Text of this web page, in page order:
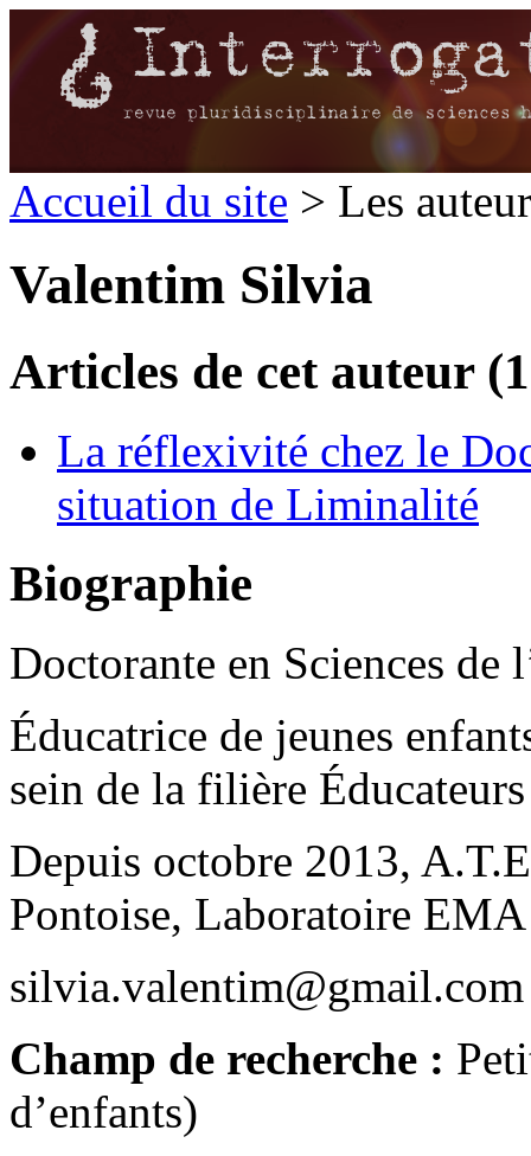
Accueil du site > Les
Valentim Silvia
Articles de cet auteur
La réflexivité chez le
situation de Liminalité
Biographie
Doctorante en Sciences de
Éducatrice de jeunes
sein de la filière
Depuis octobre 2013,
Pontoise, Laboratoire
silvia.valentim@gmail.com
Champ de recherche :
d’enfants)